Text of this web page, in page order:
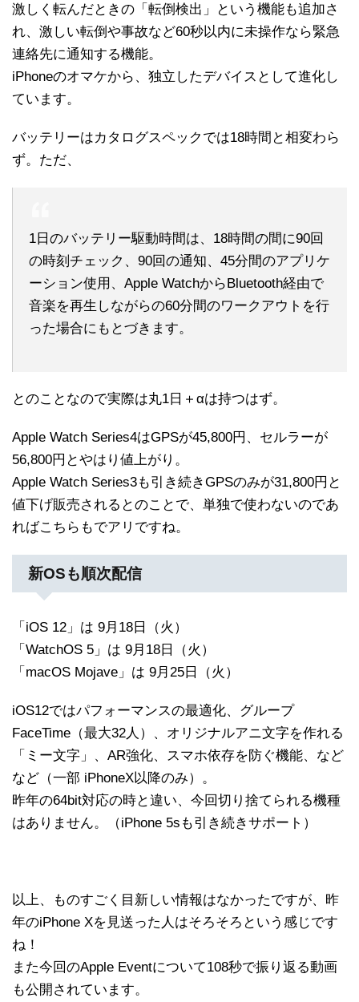
激しく転んだときの「転倒検出」という機能も追加さ
れ、激しい転倒や事故など60秒以内に未操作なら緊急
連絡先に通知する機能。
iPhoneのオマケから、独立したデバイスとして進化し
ています。
バッテリーはカタログスペックでは18時間と相変わら
ず。ただ、
1日のバッテリー駆動時間は、18時間の間に90回
の時刻チェック、90回の通知、45分間のアプリケ
ーション使用、Apple WatchからBluetooth経由で
音楽を再生しながらの60分間のワークアウトを行
った場合にもとづきます。
とのことなので実際は丸1日＋αは持つはず。
Apple Watch Series4はGPSが45,800円、セルラーが
56,800円とやはり値上がり。
Apple Watch Series3も引き続きGPSのみが31,800円と
値下げ販売されるとのことで、単独で使わないのであ
ればこちらもでアリですね。
新OSも順次配信
「iOS 12」は 9月18日（火）
「WatchOS 5」は 9月18日（火）
「macOS Mojave」は 9月25日（火）
iOS12ではパフォーマンスの最適化、グループ
FaceTime（最大32人）、オリジナルアニ文字を作れる
「ミー文字」、AR強化、スマホ依存を防ぐ機能、など
など（一部 iPhoneX以降のみ）。
昨年の64bit対応の時と違い、今回切り捨てられる機種
はありません。（iPhone 5sも引き続きサポート）
以上、ものすごく目新しい情報はなかったですが、昨
年のiPhone Xを見送った人はそろそろという感じです
ね！
また今回のApple Eventについて108秒で振り返る動画
も公開されています。